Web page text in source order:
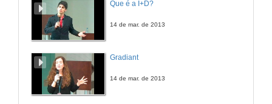
Que é a I+D?
14 de mar. de 2013
Gradiant
14 de mar. de 2013